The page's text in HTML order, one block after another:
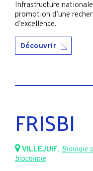
Infrastructure
promotion d’une
d’excellence.
Découvrir
FRISBI
VILLEJUIF, Biologie
biochimie